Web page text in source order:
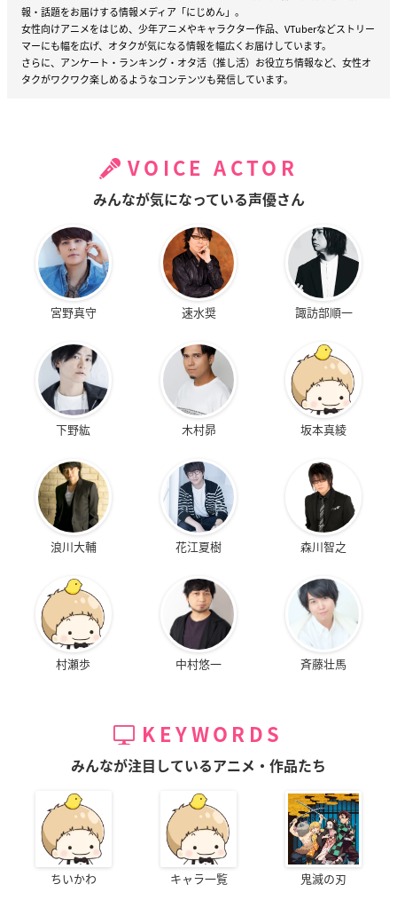
報・話題をお届けする情報メディア「にじめん」。
女性向けアニメをはじめ、少年アニメやキャラクター作品、VTuberなどストリー
マーにも幅を広げ、オタクが気になる情報を幅広くお届けしています。
さらに、アンケート・ランキング・オタ活（推し活）お役立ち情報など、女性オ
タクがワクワク楽しめるようなコンテンツも発信しています。
VOICE ACTOR
みんなが気になっている声優さん
宮野真守 速水奨 諏訪部順一
下野紘 木村昴 坂本真綾
浪川大輔 花江夏樹 森川智之
村瀬歩 中村悠一 斉藤壮馬
KEYWORDS
みんなが注目しているアニメ・作品たち
ちいかわ キャラ一覧 鬼滅の刃